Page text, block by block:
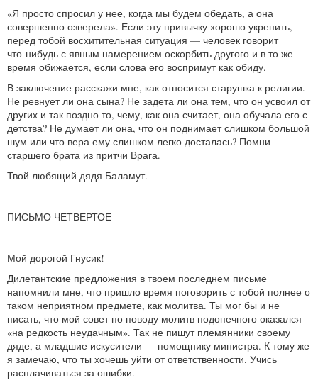
«Я просто спросил у нее, когда мы будем обедать, а она
совершенно озверела». Если эту привычку хорошо укрепить,
перед тобой восхитительная ситуация — человек говорит
что‑нибудь с явным намерением оскорбить другого и в то же
время обижается, если слова его воспримут как обиду.
В заключение расскажи мне, как относится старушка к религии.
Не ревнует ли она сына? Не задета ли она тем, что он усвоил от
других и так поздно то, чему, как она считает, она обучала его с
детства? Не думает ли она, что он поднимает слишком большой
шум или что вера ему слишком легко досталась? Помни
старшего брата из притчи Врага.
Твой любящий дядя Баламут.
ПИСЬМО ЧЕТВЕРТОЕ
Мой дорогой Гнусик!
Дилетантские предложения в твоем последнем письме
напомнили мне, что пришло время поговорить с тобой полнее о
таком неприятном предмете, как молитва. Ты мог бы и не
писать, что мой совет по поводу молитв подопечного оказался
«на редкость неудачным». Так не пишут племянники своему
дяде, а младшие искусители — помощнику министра. К тому же
я замечаю, что ты хочешь уйти от ответственности. Учись
расплачиваться за ошибки.